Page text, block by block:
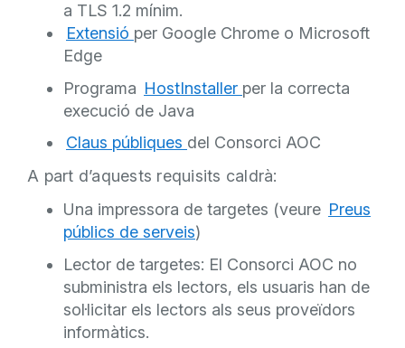
a TLS 1.2 mínim.
Extensió per Google Chrome o Microsoft
Edge
Programa HostInstaller per la correcta
execució de Java
Claus públiques del Consorci AOC
A part d’aquests requisits caldrà:
Una impressora de targetes (veure Preus
públics de serveis)
Lector de targetes: El Consorci AOC no
subministra els lectors, els usuaris han de
sol·licitar els lectors als seus proveïdors
informàtics.